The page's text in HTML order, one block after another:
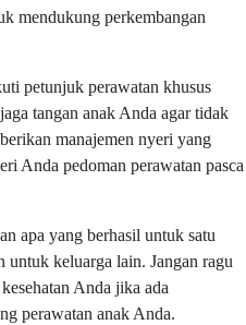
mendukung perkembangan
petunjuk perawatan khusus
tangan anak Anda agar tidak
manajemen nyeri yang
Anda pedoman perawatan pasca
apa yang berhasil untuk satu
untuk keluarga lain. Jangan ragu
Anda jika ada
perawatan anak Anda.